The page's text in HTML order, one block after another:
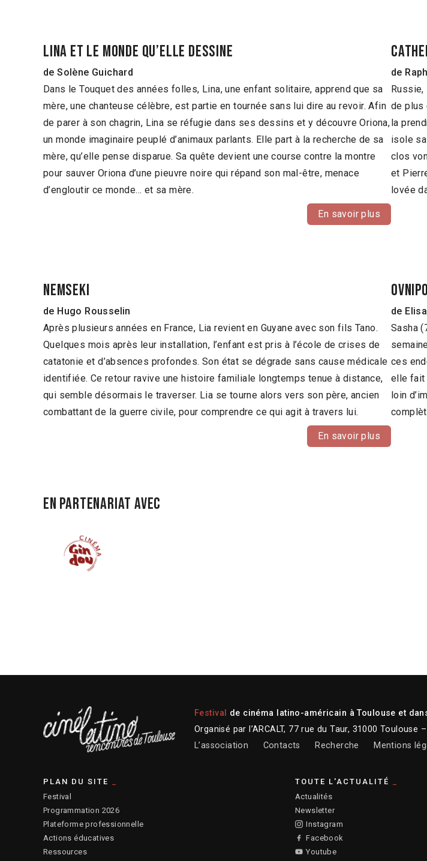
Lina et le monde qu’elle dessine
de Solène Guichard
Dans le Touquet des années folles, Lina, une enfant solitaire, apprend que sa
mère, une chanteuse célèbre, est partie en tournée sans lui dire au revoir. Afin
de parer à son chagrin, Lina se réfugie dans ses dessins et y découvre Oriona,
un monde imaginaire peuplé d’animaux parlants. Elle part à la recherche de sa
mère, qu’elle pense disparue. Sa quête devient une course contre la montre
pour sauver Oriona d’une pieuvre noire qui répand son mal-être, menace
d’engloutir ce monde… et sa mère.
En savoir plus
de
de plus
la
isole
clos
et
lovée
Nemseki
de Hugo Rousselin
Après plusieurs années en France, Lia revient en Guyane avec son fils Tano.
Quelques mois après leur installation, l’enfant est pris à l’école de crises de
catatonie et d’absences profondes. Son état se dégrade sans cause médicale
identifiée. Ce retour ravive une histoire familiale longtemps tenue à distance,
qui semble désormais le traverser. Lia se tourne alors vers son père, ancien
combattant de la guerre civile, pour comprendre ce qui agit à travers lui.
En savoir plus
de
Sasha
ces
elle fait
loin
En partenariat avec
Festival
de cinéma latino-américain à Toulouse et
Organisé par l’ARCALT, 77 rue du Taur, 31000 Toulouse
L’association
Contacts Recherche Mentions
PLAN DU SITE
Festival
Programmation 2026
Plateforme professionnelle
Actions éducatives
Ressources
TOUTE L'ACTUALITÉ
Actualités
Newsletter
Instagram
Facebook
Youtube